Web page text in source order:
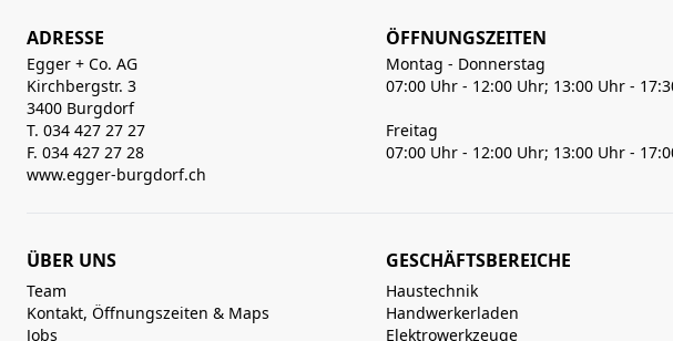
ADRESSE
Egger + Co. AG
Kirchbergstr. 3
3400 Burgdorf
T. 034 427 27 27
F. 034 427 27 28
www.egger-burgdorf.ch
ÖFFNUNGSZEITEN
Montag - Donnerstag
07:00 Uhr - 12:00 Uhr; 13:00 Uhr -
Freitag
07:00 Uhr - 12:00 Uhr; 13:00 Uhr -
ÜBER UNS
Team
Kontakt, Öffnungszeiten & Maps
Jobs
GESCHÄFTSBEREICHE
Haustechnik
Handwerkerladen
Elektrowerkzeuge